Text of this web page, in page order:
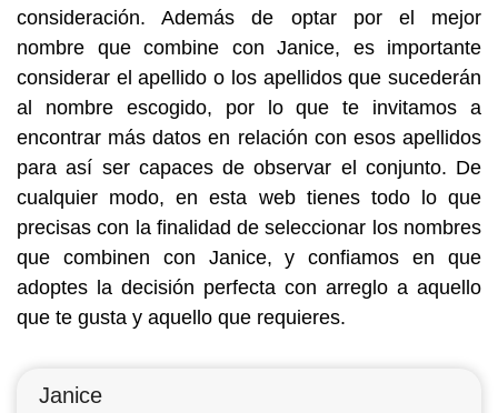
consideración. Además de optar por el mejor
nombre que combine con Janice, es importante
considerar el apellido o los apellidos que sucederán
al nombre escogido, por lo que te invitamos a
encontrar más datos en relación con esos apellidos
para así ser capaces de observar el conjunto. De
cualquier modo, en esta web tienes todo lo que
precisas con la finalidad de seleccionar los nombres
que combinen con Janice, y confiamos en que
adoptes la decisión perfecta con arreglo a aquello
que te gusta y aquello que requieres.
Janice